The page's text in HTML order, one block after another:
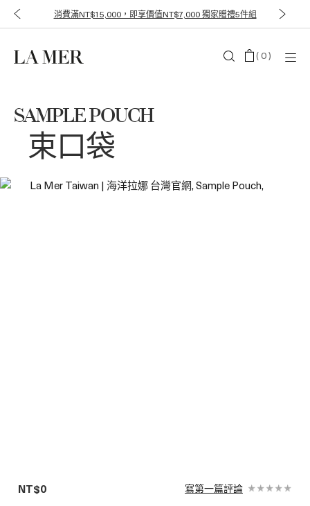
消費滿NT$15,000，即享價值NT$7,000 獨家贈禮5件組
(0)
SAMPLE POUCH
束口袋
NT$0
寫第一篇評論